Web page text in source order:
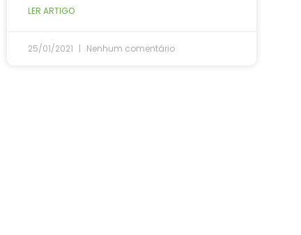
LER ARTIGO
25/01/2021 Nenhum comentário